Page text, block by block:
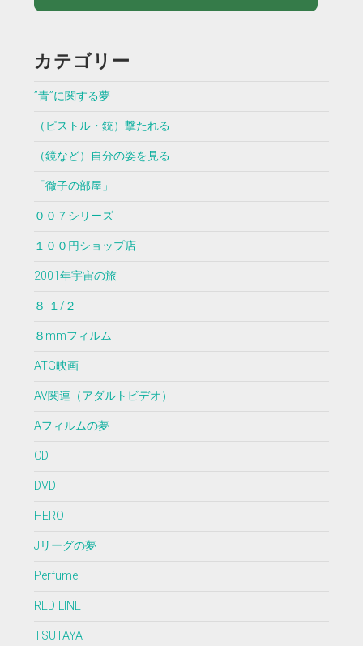
カテゴリー
”青”に関する夢
（ピストル・銃）撃たれる
（鏡など）自分の姿を見る
「徹子の部屋」
００７シリーズ
１００円ショップ店
2001年宇宙の旅
８ １/２
８mmフィルム
ATG映画
AV関連（アダルトビデオ）
Aフィルムの夢
CD
DVD
HERO
Jリーグの夢
Perfume
RED LINE
TSUTAYA